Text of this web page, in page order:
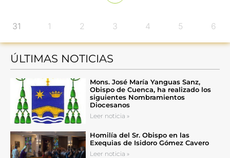
31 1 2 3 4 5 6
ÚLTIMAS NOTICIAS
Mons. José María Yanguas Sanz,
Obispo de Cuenca, ha realizado los
siguientes Nombramientos
Diocesanos
Leer noticia »
Homilía del Sr. Obispo en las
Exequias de Isidoro Gómez Cavero
Leer noticia »